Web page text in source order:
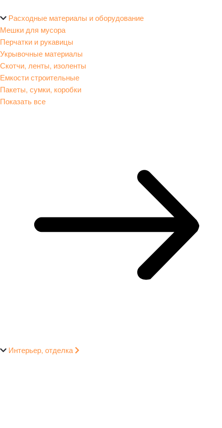
Расходные материалы и оборудование
Мешки для мусора
Перчатки и рукавицы
Укрывочные материалы
Скотчи, ленты, изоленты
Емкости строительные
Пакеты, сумки, коробки
Показать все
Интерьер, отделка